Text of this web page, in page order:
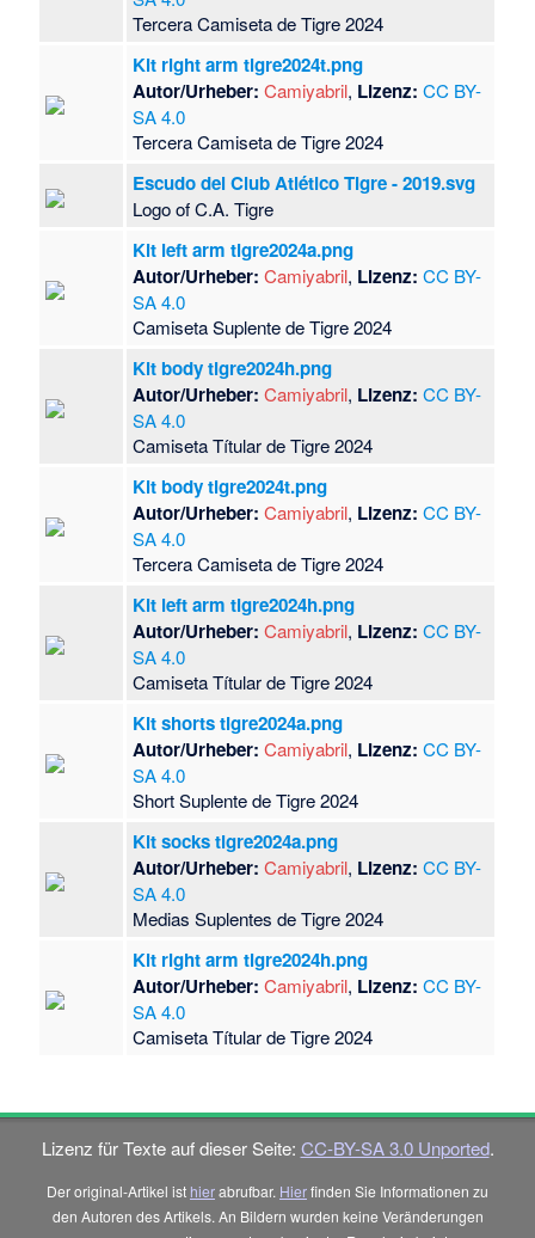
Tercera Camiseta de Tigre 2024
Kit right arm tigre2024t.png
Autor/Urheber: Camiyabril, Lizenz: CC BY-
SA 4.0
Tercera Camiseta de Tigre 2024
Escudo del Club Atlético Tigre - 2019.svg
Logo of C.A. Tigre
Kit left arm tigre2024a.png
Autor/Urheber: Camiyabril, Lizenz: CC BY-
SA 4.0
Camiseta Suplente de Tigre 2024
Kit body tigre2024h.png
Autor/Urheber: Camiyabril, Lizenz: CC BY-
SA 4.0
Camiseta Títular de Tigre 2024
Kit body tigre2024t.png
Autor/Urheber: Camiyabril, Lizenz: CC BY-
SA 4.0
Tercera Camiseta de Tigre 2024
Kit left arm tigre2024h.png
Autor/Urheber: Camiyabril, Lizenz: CC BY-
SA 4.0
Camiseta Títular de Tigre 2024
Kit shorts tigre2024a.png
Autor/Urheber: Camiyabril, Lizenz: CC BY-
SA 4.0
Short Suplente de Tigre 2024
Kit socks tigre2024a.png
Autor/Urheber: Camiyabril, Lizenz: CC BY-
SA 4.0
Medias Suplentes de Tigre 2024
Kit right arm tigre2024h.png
Autor/Urheber: Camiyabril, Lizenz: CC BY-
SA 4.0
Camiseta Títular de Tigre 2024
Lizenz für Texte auf dieser Seite: CC-BY-SA 3.0 Unported.
Der original-Artikel ist hierabrufbar. Hierfinden Sie Informationen zu
den Autoren des Artikels. An Bildern wurden keine Veränderungen